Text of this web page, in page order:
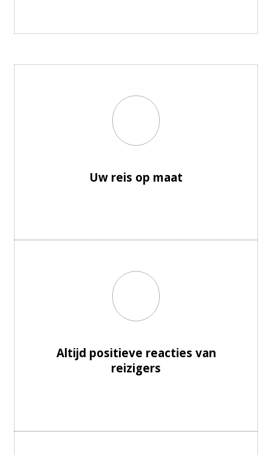
Uw reis op maat
Altijd positieve reacties van
reizigers